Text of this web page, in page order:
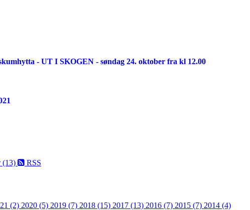
- UT I SKOGEN - søndag 24. oktober fra kl 12.00
(13) RSS
(2) 2020 (5) 2019 (7) 2018 (15) 2017 (13) 2016 (7) 2015 (7) 2014 (4)